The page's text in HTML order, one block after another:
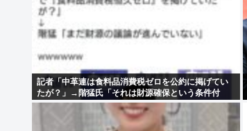
記者「中革連は食料品消費税ゼロを公約に掲げてい
たが？」→階猛氏「それは財源確保という条件付
き」